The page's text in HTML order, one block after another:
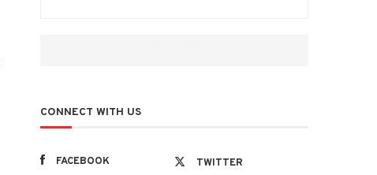
CONNECT WITH US
FACEBOOK
TWITTER